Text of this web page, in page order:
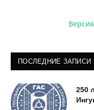
ПОСЛЕДНИЕ ЗАПИСИ
250